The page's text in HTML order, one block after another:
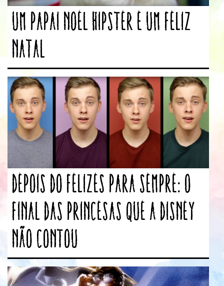
Um Papai Noel hipster e um Feliz
Natal
Depois do Felizes para Sempre: o
final das princesas que a Disney
não contou